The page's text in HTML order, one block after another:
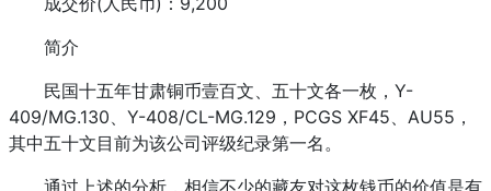
简介
民国十五年甘肃铜币壹百文、五十文各一枚，Y-
409/MG.130、Y-408/CL-MG.129，PCGS XF45、AU55，
其中五十文目前为该公司评级纪录第一名。